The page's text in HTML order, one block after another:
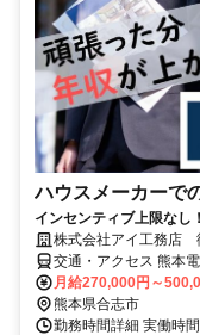
ハウスメーカーで
インセンティブ上限な
株式会社アイ工務店
交通・アクセス 熊本
月給270,000円～
熊本県合志市
勤務時間詳細 実働時